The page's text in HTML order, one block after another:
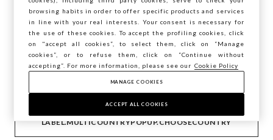
COMPANIE
CONTACTE
Copyright © Ovs S.p.A. P.Iva 04240010274 - Cap. Soc.
290.923.470 -2.4.0
Navighezi pe STEFANEL Italia, vrei să
salvezi locația ta?
CONFIRMĂ
LABEL.MULTICOUNTRYPOPUP.CHOOSECOUNTRY
footer.item.country România
browsing habits in order to offer specific products and services
in line with your real interests. Your consent is necessary for
the use of these cookies. To accept the profiling cookies, click
on "accept all cookies”, to select them, click on “Manage
cookies”, or to refuse them, click on “Continue without
accepting”. For more information, please see our Cookie Policy
MANAGE COOKIES
ACCEPT ALL COOKIES